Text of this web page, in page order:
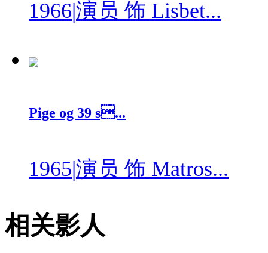
1966|演员 饰 Lisbet...
Pige og 39 s...
1965|演员 饰 Matros...
相关影人